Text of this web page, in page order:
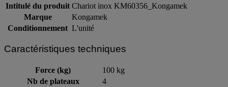
Intitulé du produit Chariot inox KM60356_Kongamek
Marque
Kongamek
Conditionnement L'unité
Caractéristiques techniques
Force (kg)
100 kg
Nb de plateaux
4